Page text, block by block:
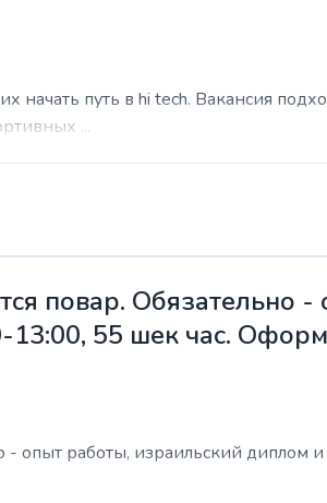
путь в hi tech. Вакансия
...
повар. Обязательно -
13:00, 55 шек час.
- опыт работы, израильский диплом